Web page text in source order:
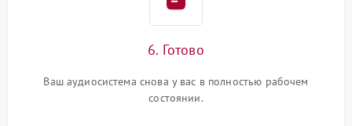
6. Готово
Ваш аудиосистема снова у вас в полностью рабочем
состоянии.